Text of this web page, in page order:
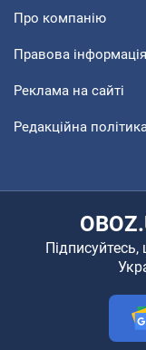
Про компанію
Правова інформація
Реклама на сайті
Редакційна
Підписуйтесь,